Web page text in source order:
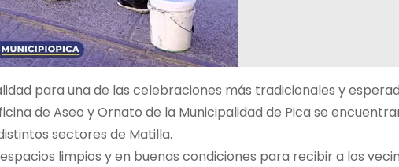
para una de las celebraciones más tradicionales y
de Aseo y Ornato de la Municipalidad de Pica se
sectores de Matilla.
limpios y en buenas condiciones para recibir a los